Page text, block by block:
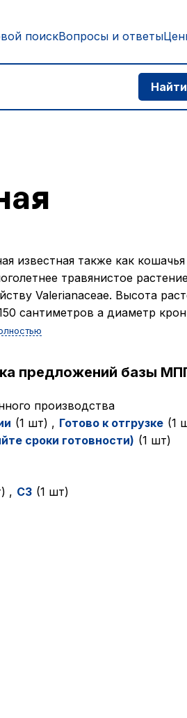
поискВопросы и ответы
известная также как
травянистое
Valerianaceae. Высота
сантиметров а диаметр
предложений базы
производства
(1 шт) , Готово к отгрузке (1
сроки готовности) (1 шт)
, C3 (1 шт)